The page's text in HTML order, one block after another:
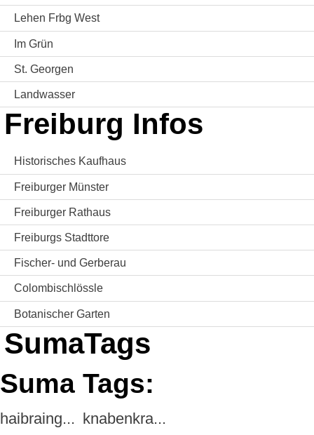
Lehen Frbg West
Im Grün
St. Georgen
Landwasser
Freiburg Infos
Historisches Kaufhaus
Freiburger Münster
Freiburger Rathaus
Freiburgs Stadttore
Fischer- und Gerberau
Colombischlössle
Botanischer Garten
SumaTags
Suma Tags:
haibraing... knabenkra...